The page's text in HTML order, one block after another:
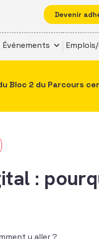
Devenir
Événements
Bloc 2 du Parcours
:
y aller ?